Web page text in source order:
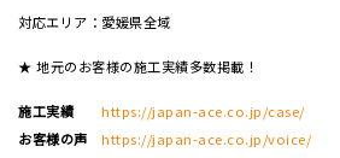
対応エリア：愛媛県全域
★ 地元のお客様の施工実績多数掲載！
施工実績
https://japan-ace.co.jp/case/
お客様の声
https://japan-ace.co.jp/voice/